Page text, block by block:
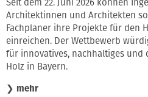
Architektinnen und Architekten
Fachplaner ihre Projekte für den
einreichen. Der Wettbewerb
für innovatives, nachhaltiges und
Holz in Bayern.
❯ mehr